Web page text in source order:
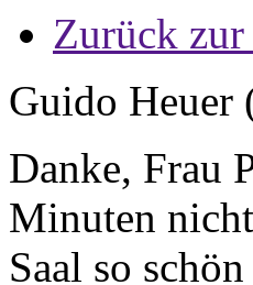
Zurück
Guido Heuer
Danke, Frau
Minuten
Saal so